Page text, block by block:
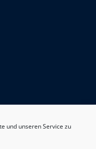
und unseren Service zu